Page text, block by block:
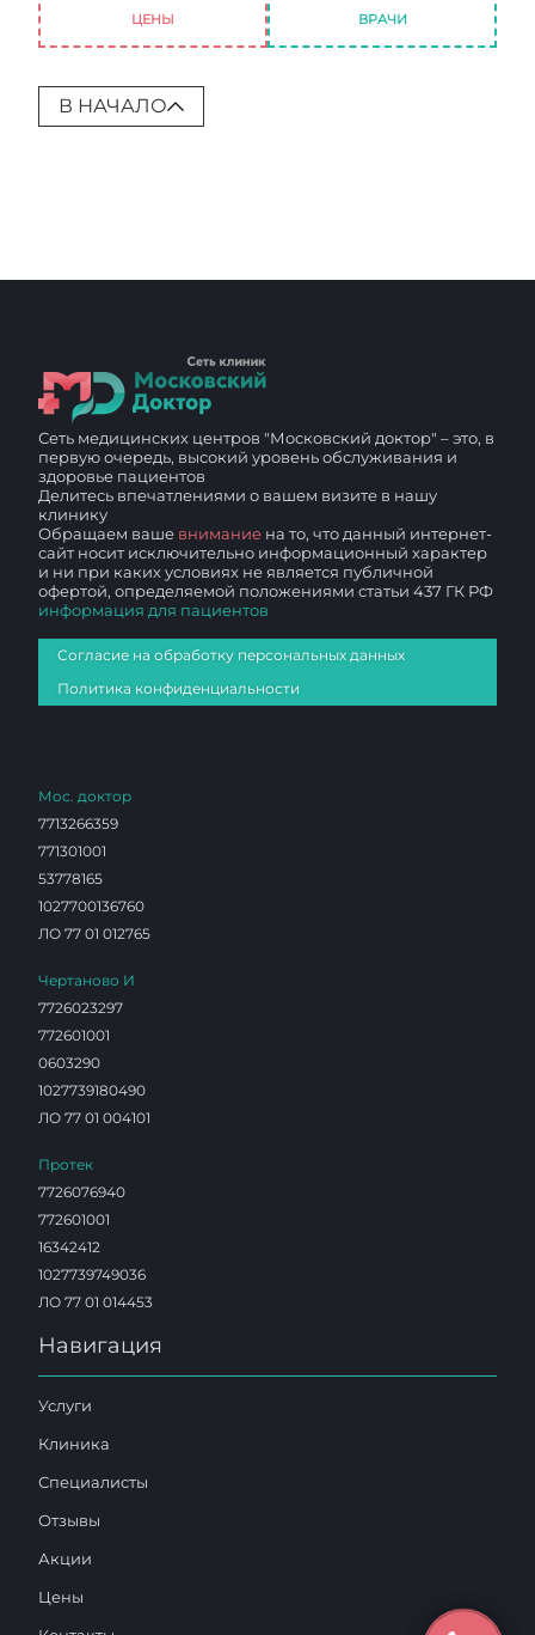
ЦЕНЫ ВРАЧИ
В НАЧАЛО
Сеть медицинских центров "Московский доктор" – это, в
первую очередь, высокий уровень обслуживания и
здоровье пациентов
Делитесь впечатлениями о вашем визите в нашу
клинику
Обращаем ваше внимание на то, что данный интернет-
сайт носит исключительно информационный характер
и ни при каких условиях не является публичной
офертой, определяемой положениями статьи 437 ГК РФ
информация для пациентов
Согласие на обработку персональных данных
Политика конфиденциальности
Мос. доктор
7713266359
771301001
53778165
1027700136760
ЛО 77 01 012765
Чертаново И
7726023297
772601001
0603290
1027739180490
ЛО 77 01 004101
Протек
7726076940
772601001
16342412
1027739749036
ЛО 77 01 014453
Навигация
Услуги
Клиника
Специалисты
Отзывы
Акции
Цены